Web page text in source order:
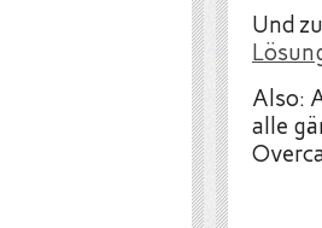
Und
Also:
alle